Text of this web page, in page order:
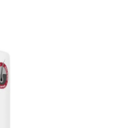
Man
en 3-trinns
inn i